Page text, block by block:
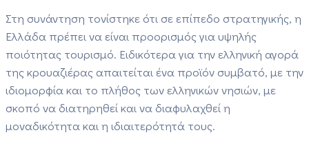
Στη συνάντηση τονίστηκε ότι σε επίπεδο στρατηγικής, η
Ελλάδα πρέπει να είναι προορισμός για υψηλής
ποιότητας τουρισμό. Ειδικότερα για την ελληνική αγορά
της κρουαζιέρας απαιτείται ένα προϊόν συμβατό, με την
ιδιομορφία και το πλήθος των ελληνικών νησιών, με
σκοπό να διατηρηθεί και να διαφυλαχθεί η
μοναδικότητα και η ιδιαιτερότητά τους.